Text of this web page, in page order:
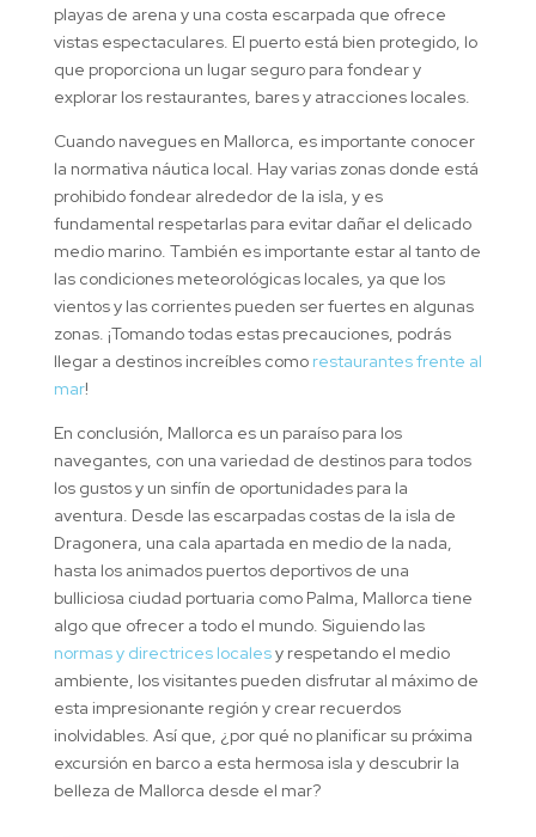
playas de arena y una costa escarpada que ofrece
vistas espectaculares. El puerto está bien protegido, lo
que proporciona un lugar seguro para fondear y
explorar los restaurantes, bares y atracciones locales.
Cuando navegues en Mallorca, es importante conocer
la normativa náutica local. Hay varias zonas donde está
prohibido fondear alrededor de la isla, y es
fundamental respetarlas para evitar dañar el delicado
medio marino. También es importante estar al tanto de
las condiciones meteorológicas locales, ya que los
vientos y las corrientes pueden ser fuertes en algunas
zonas. ¡Tomando todas estas precauciones, podrás
llegar a destinos increíbles como restaurantes frente al
mar!
En conclusión, Mallorca es un paraíso para los
navegantes, con una variedad de destinos para todos
los gustos y un sinfín de oportunidades para la
aventura. Desde las escarpadas costas de la isla de
Dragonera, una cala apartada en medio de la nada,
hasta los animados puertos deportivos de una
bulliciosa ciudad portuaria como Palma, Mallorca tiene
algo que ofrecer a todo el mundo. Siguiendo las
normas y directrices localesy respetando el medio
ambiente, los visitantes pueden disfrutar al máximo de
esta impresionante región y crear recuerdos
inolvidables. Así que, ¿por qué no planificar su próxima
excursión en barco a esta hermosa isla y descubrir la
belleza de Mallorca desde el mar?